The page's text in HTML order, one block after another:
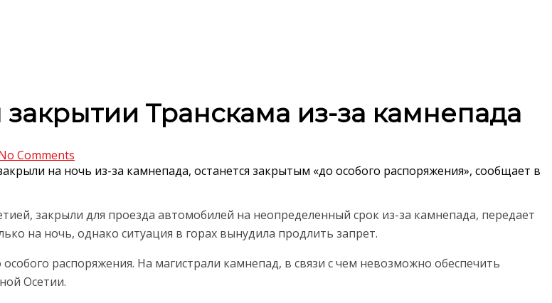
Транскама из-за камнепада
Comments
на ночь из-за камнепада, останется закрытым «до особого распоряжения», сообщает в
закрыли для проезда автомобилей на неопределенный срок из-за камнепада, передает
на ночь, однако ситуация в горах вынудила продлить запрет.
распоряжения. На магистрали камнепад, в связи с чем невозможно обеспечить
Осетии.